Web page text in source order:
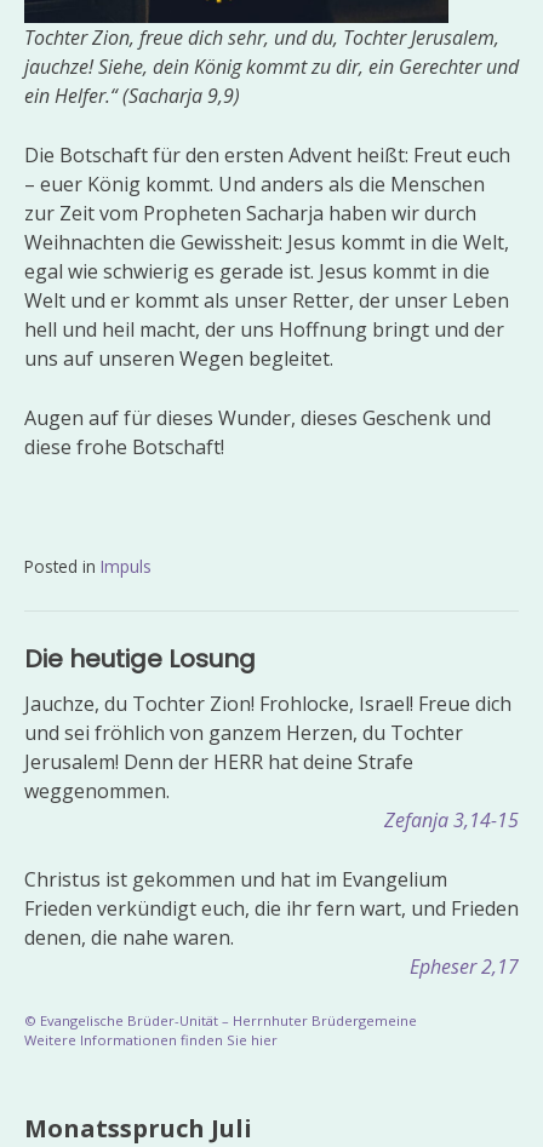
Tochter Zion, freue dich sehr, und du, Tochter Jerusalem,
jauchze! Siehe, dein König kommt zu dir, ein Gerechter und
ein Helfer.“ (Sacharja 9,9)
Die Botschaft für den ersten Advent heißt: Freut euch
– euer König kommt. Und anders als die Menschen
zur Zeit vom Propheten Sacharja haben wir durch
Weihnachten die Gewissheit: Jesus kommt in die Welt,
egal wie schwierig es gerade ist. Jesus kommt in die
Welt und er kommt als unser Retter, der unser Leben
hell und heil macht, der uns Hoffnung bringt und der
uns auf unseren Wegen begleitet.
Augen auf für dieses Wunder, dieses Geschenk und
diese frohe Botschaft!
Posted in Impuls
Die heutige Losung
Jauchze, du Tochter Zion! Frohlocke, Israel! Freue dich
und sei fröhlich von ganzem Herzen, du Tochter
Jerusalem! Denn der HERR hat deine Strafe
weggenommen.
Zefanja 3,14-15
Christus ist gekommen und hat im Evangelium
Frieden verkündigt euch, die ihr fern wart, und Frieden
denen, die nahe waren.
Epheser 2,17
© Evangelische Brüder-Unität – Herrnhuter Brüdergemeine
Weitere Informationen finden Sie hier
Monatsspruch Juli